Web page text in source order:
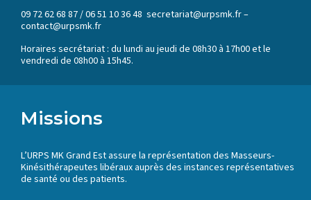
09 72 62 68 87 / 06 51 10 36 48 secretariat@urpsmk.fr –
contact@urpsmk.fr
Horaires secrétariat : du lundi au jeudi de 08h30 à 17h00 et le
vendredi de 08h00 à 15h45.
Missions
L’URPS MK Grand Est assure la représentation des Masseurs-
Kinésithérapeutes libéraux auprès des instances représentatives
de santé ou des patients.